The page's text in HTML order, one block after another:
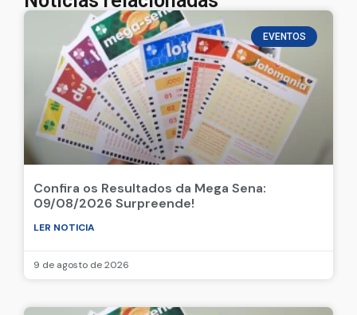
EVENTOS
Confira os Resultados da Mega Sena:
09/08/2026 Surpreende!
LER NOTICIA
9 de agosto de 2026